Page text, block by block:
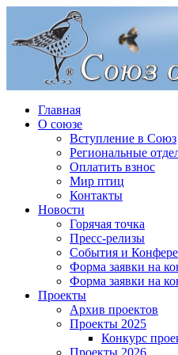
Главная
О союзе
Вступление в Союз
Региональные
Оплатить взнос
Мир птиц
Контакты
Новости
Горячая точка
Пресс-релизы
События и
Форма заявки на
Форма заявки на
Проекты
Архив проектов
Проекты 2025
Конкурс
Проекты 2026